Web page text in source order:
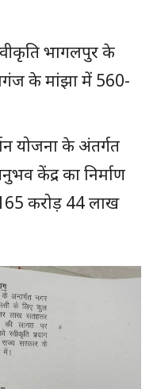
भागलपुर के
के मांझा में 560-
योजना के अंतर्गत
केंद्र का निर्माण
करोड़ 44 लाख